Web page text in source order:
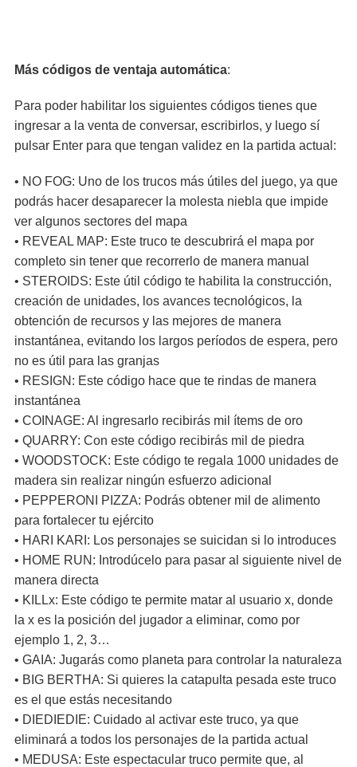
Más códigos de ventaja automática:
Para poder habilitar los siguientes códigos tienes que
ingresar a la venta de conversar, escribirlos, y luego sí
pulsar Enter para que tengan validez en la partida actual:
• NO FOG: Uno de los trucos más útiles del juego, ya que
podrás hacer desaparecer la molesta niebla que impide
ver algunos sectores del mapa
• REVEAL MAP: Este truco te descubrirá el mapa por
completo sin tener que recorrerlo de manera manual
• STEROIDS: Este útil código te habilita la construcción,
creación de unidades, los avances tecnológicos, la
obtención de recursos y las mejores de manera
instantánea, evitando los largos períodos de espera, pero
no es útil para las granjas
• RESIGN: Este código hace que te rindas de manera
instantánea
• COINAGE: Al ingresarlo recibirás mil ítems de oro
• QUARRY: Con este código recibirás mil de piedra
• WOODSTOCK: Este código te regala 1000 unidades de
madera sin realizar ningún esfuerzo adicional
• PEPPERONI PIZZA: Podrás obtener mil de alimento
para fortalecer tu ejército
• HARI KARI: Los personajes se suicidan si lo introduces
• HOME RUN: Introdúcelo para pasar al siguiente nivel de
manera directa
• KILLx: Este código te permite matar al usuario x, donde
la x es la posición del jugador a eliminar, como por
ejemplo 1, 2, 3…
• GAIA: Jugarás como planeta para controlar la naturaleza
• BIG BERTHA: Si quieres la catapulta pesada este truco
es el que estás necesitando
• DIEDIEDIE: Cuidado al activar este truco, ya que
eliminará a todos los personajes de la partida actual
• MEDUSA: Este espectacular truco permite que, al